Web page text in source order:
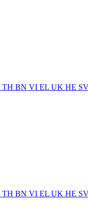
TH BN VI EL UK HE
TH BN VI EL UK HE